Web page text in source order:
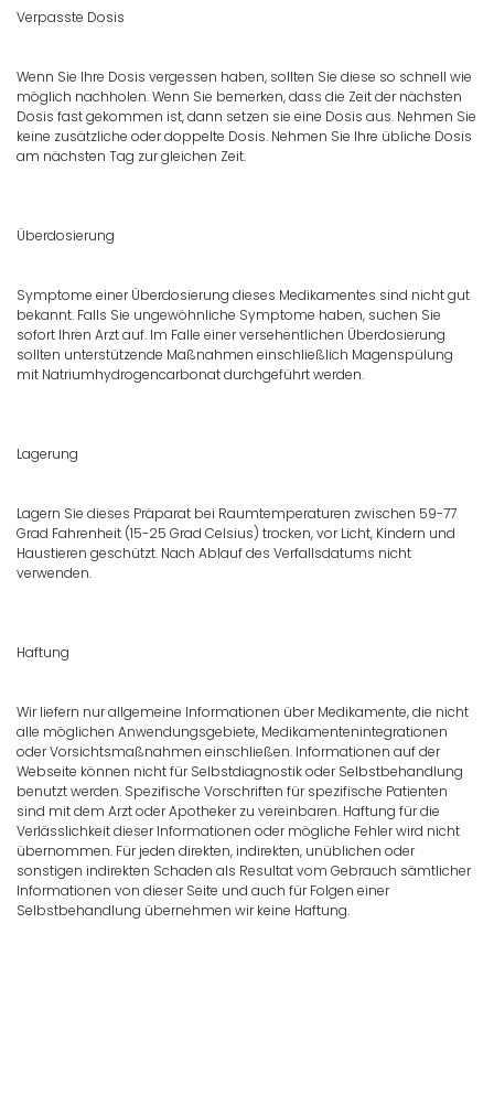
Verpasste Dosis
Wenn Sie Ihre Dosis vergessen haben, sollten Sie diese so schnell wie
möglich nachholen. Wenn Sie bemerken, dass die Zeit der nächsten
Dosis fast gekommen ist, dann setzen sie eine Dosis aus. Nehmen Sie
keine zusätzliche oder doppelte Dosis. Nehmen Sie Ihre übliche Dosis
am nächsten Tag zur gleichen Zeit.
Überdosierung
Symptome einer Überdosierung dieses Medikamentes sind nicht gut
bekannt. Falls Sie ungewöhnliche Symptome haben, suchen Sie
sofort Ihren Arzt auf. Im Falle einer versehentlichen Überdosierung
sollten unterstützende Maßnahmen einschließlich Magenspülung
mit Natriumhydrogencarbonat durchgeführt werden.
Lagerung
Lagern Sie dieses Präparat bei Raumtemperaturen zwischen 59-77
Grad Fahrenheit (15-25 Grad Celsius) trocken, vor Licht, Kindern und
Haustieren geschützt. Nach Ablauf des Verfallsdatums nicht
verwenden.
Haftung
Wir liefern nur allgemeine Informationen über Medikamente, die nicht
alle möglichen Anwendungsgebiete, Medikamentenintegrationen
oder Vorsichtsmaßnahmen einschließen. Informationen auf der
Webseite können nicht für Selbstdiagnostik oder Selbstbehandlung
benutzt werden. Spezifische Vorschriften für spezifische Patienten
sind mit dem Arzt oder Apotheker zu vereinbaren. Haftung für die
Verlässlichkeit dieser Informationen oder mögliche Fehler wird nicht
übernommen. Für jeden direkten, indirekten, unüblichen oder
sonstigen indirekten Schaden als Resultat vom Gebrauch sämtlicher
Informationen von dieser Seite und auch für Folgen einer
Selbstbehandlung übernehmen wir keine Haftung.